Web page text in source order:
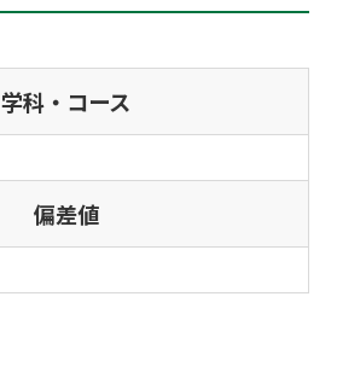
学科・コース
偏差値